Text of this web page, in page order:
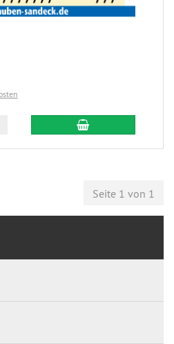
Seite 1 von 1